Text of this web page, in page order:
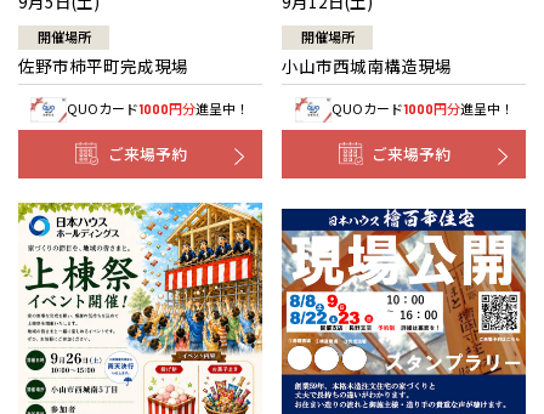
開催場所
佐野市柿平町完成現場
QUOカード1000円分進呈中！
ご来場予約
開催場所
小山市西城南構造現場
QUOカード1000円分進呈中！
ご来場予約